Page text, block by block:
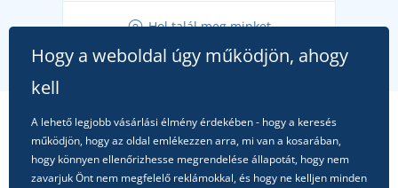
alkalomra!
Hol talál meg minket
Hogy a weboldal úgy működjön, ahogy
kell
A lehető legjobb vásárlási élmény érdekében - hogy a keresés
működjön, hogy az oldal emlékezzen arra, mi van a kosarában,
hogy könnyen ellenőrizhesse megrendelése állapotát, hogy nem
zavarjuk Önt nem megfelelő reklámokkal, és hogy ne kelljen minden